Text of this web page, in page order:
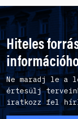
Hiteles
Ne maradj le a
értesülj
iratkozz fel